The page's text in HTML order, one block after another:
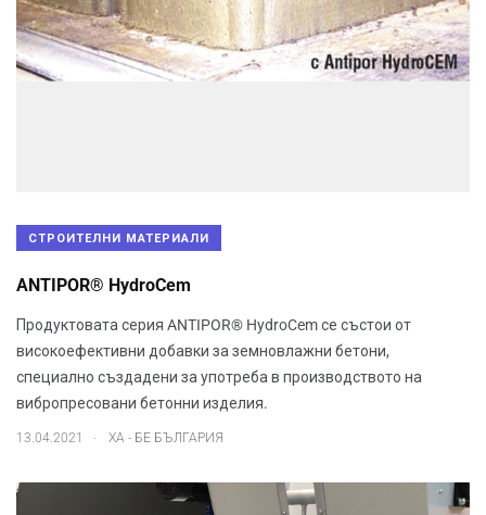
СТРОИТЕЛНИ МАТЕРИАЛИ
ANTIPOR® HydroCem
Продуктовата серия ANTIPOR® HydroCem се състои от
високоефективни добавки за земновлажни бетони,
специално създадени за употреба в производството на
вибропресовани бетонни изделия.
13.04.2021 . ХА - БЕ БЪЛГАРИЯ